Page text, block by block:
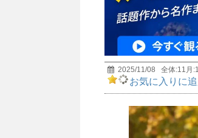
2025/11/08 全体:11 月:1
お気に入りに